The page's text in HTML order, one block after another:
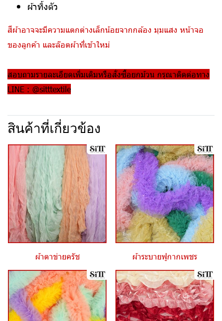
ผ้าทิ้งตัว
สีผ้าอาจจะมีความแตกต่างเล็กน้อยจากกล้อง มุมแสง หน้าจอ
ของลูกค้า และล๊อตผ้าที่เข้าใหม่
สอบถามรายละเอียดเพิ่มเติมหรือสั่งซื้อยกม้วน กรุณาติดต่อทาง
LINE : @sitttextile
สินค้าที่เกี่ยวข้อง
ผ้าตาข่ายครัช ผ้าระบายฟูกากเพชร